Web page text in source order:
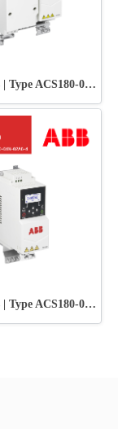
ABB Drives | Type ACS180-04N-033A-4
ABB Drives | Type ACS180-04N-02A6-4